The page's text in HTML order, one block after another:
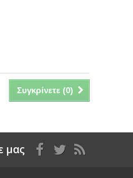
Συγκρίνετε (0)
μας